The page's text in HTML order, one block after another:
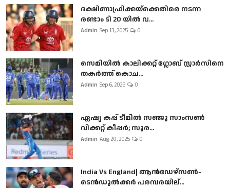
ദക്ഷിണാഫ്രിക്കയ്‌ക്കെതിരെ നടന്ന
രണ്ടാം ടി 20 യിൽ വ...
Admin Sep 13, 2025 0
സെമിയിൽ കാലിക്കറ്റ് ഗ്ലോബ് സ്റ്റാർസിനെ
തകർത്ത് കൊച...
Admin Sep 6, 2025 0
ഏഷ്യ കപ്പ് ടീമിൽ സഞ്ജു സാംസൺ
വിക്കറ്റ് കീപ്പർ; സൂര...
Admin Aug 20, 2025 0
India Vs England| ആൻഡേഴ്സൺ-
ടെൻഡുല്‍ക്കർ പരമ്പരയില്...